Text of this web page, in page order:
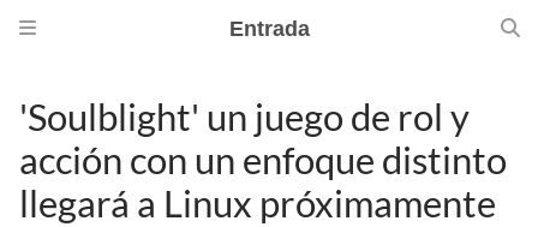
Entrada
'Soulblight' un juego de rol y
acción con un enfoque distinto
llegará a Linux próximamente